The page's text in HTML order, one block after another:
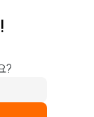
?